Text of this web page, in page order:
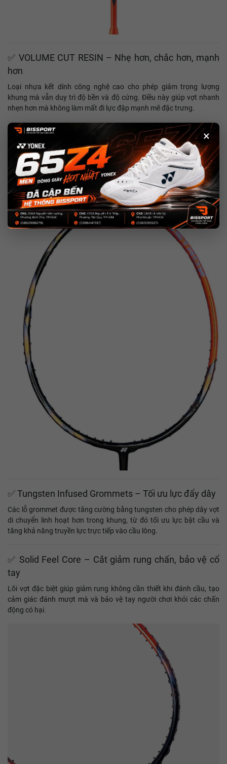
×
✅ VOLUME CUT RESIN – Nhẹ hơn, chắc hơn, mạnh
hơn
Loại nhựa kết dính công nghệ cao cho phép giảm trọng lượng
khung mà vẫn duy trì độ bền và độ cứng. Điều này giúp vợt nhanh
nhẹn hơn mà không làm mất đi lực đập mạnh mẽ đặc trưng.
✅ Isometric – Tăng điểm ngọt, kiểm soát toàn diện
Thiết kế đầu vợt vuông (Isometric) giúp mở rộng điểm ngọt (sweet
spot) – điểm tiếp xúc cầu tối ưu – mang lại cảm giác đánh ổn định
hơn, kể cả khi bạn tiếp xúc lệch tâm.
✅ Tungsten Infused Grommets – Tối ưu lực đẩy dây
Các lỗ grommet được tăng cường bằng tungsten cho phép dây vợt
di chuyển linh hoạt hơn trong khung, từ đó tối ưu lực bật cầu và
tăng khả năng truyền lực trực tiếp vào cầu lông.
✅ Solid Feel Core – Cắt giảm rung chấn, bảo vệ cổ
tay
Lõi vợt đặc biệt giúp giảm rung không cần thiết khi đánh cầu, tạo
cảm giác đánh mượt mà và bảo vệ tay người chơi khỏi các chấn
động có hại.